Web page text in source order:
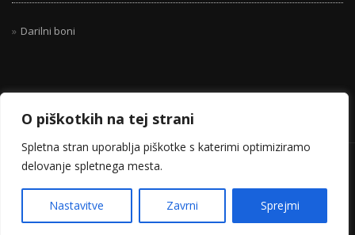
O piškotkih na tej strani
Spletna stran uporablja piškotke s katerimi optimiziramo
delovanje spletnega mesta.
Nastavitve Zavrni Sprejmi
Darilni boni
© 2020-2026 TANIHANDMADE.COM
ShopIslepoganjaWordPress